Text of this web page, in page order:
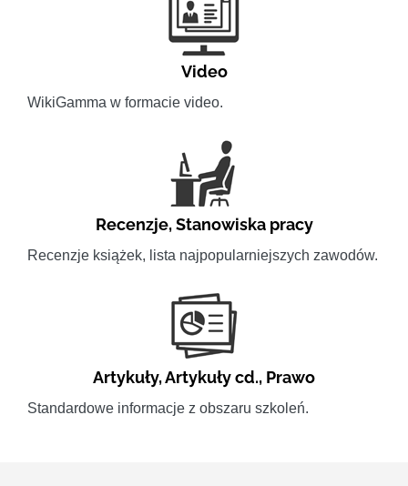
Video
WikiGamma w formacie video.
Recenzje,Stanowiska pracy
Recenzje książek, lista najpopularniejszych zawodów.
Artykuły,Artykuły cd., Prawo
Standardowe informacje z obszaru szkoleń.